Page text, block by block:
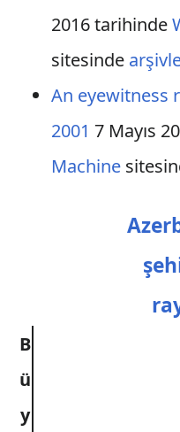
2016 tarihinde
sitesinde
An eyewitness
2001 7 Mayıs
Machine
B
ü
y